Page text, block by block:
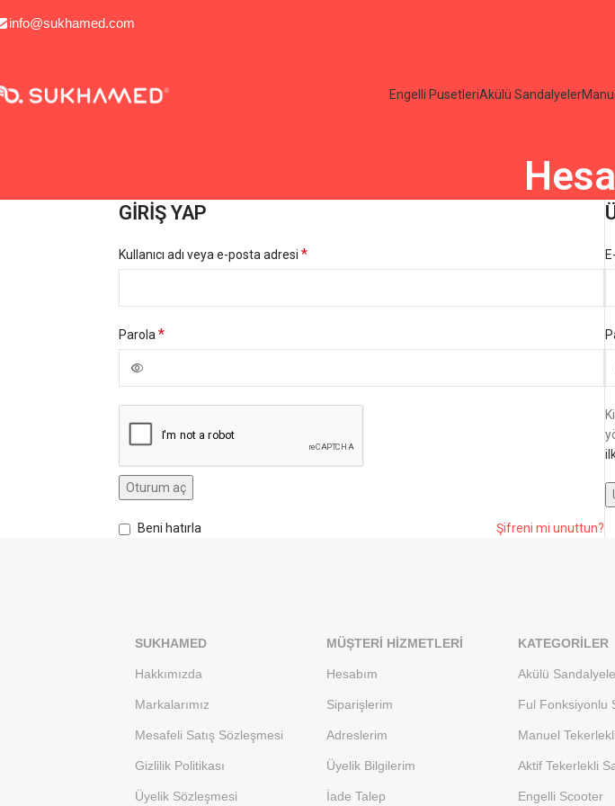
info@sukhamed.com
Engelli PusetleriAkülü Sandalyeler
GIRIŞ YAP
Kullanıcı adı veya e-posta adresi *
Parola *
Oturum aç
Şifreni mi unuttun?
Beni hatırla
SUKHAMED
Hakkımızda
Markalarımız
Mesafeli Satış Sözleşmesi
Gizlilik Politikası
Üyelik Sözleşmesi
MÜŞTERI HIZMETLERI
Hesabım
Siparişlerim
Adreslerim
Üyelik Bilgilerim
İade Talep
KATEGORILER
Akülü
Ful Fonksiyonlu
Manuel
Aktif Tekerlekli
Engelli Scooter